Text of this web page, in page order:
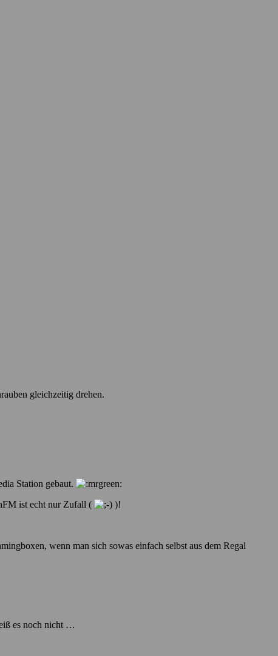
gleichzeitig drehen.
Station gebaut.
ist echt nur Zufall (
)!
wenn man sich sowas einfach selbst aus dem Regal
es noch nicht …